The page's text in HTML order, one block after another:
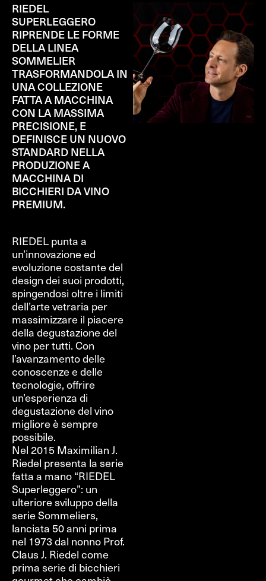
RIEDEL
SUPERLEGGERO
RIPRENDE LE FORME
DELLA LINEA
SOMMELIER
TRASFORMANDOLA IN
UNA COLLEZIONE
FATTA A MACCHINA
CON LA MASSIMA
PRECISIONE, E
DEFINISCE UN NUOVO
STANDARD NELLA
PRODUZIONE A
MACCHINA DI
BICCHIERI DA VINO
PREMIUM.
RIEDEL punta a
un’innovazione ed
evoluzione costante del
design dei suoi prodotti,
spingendosi oltre i limiti
dell’arte vetraria per
massimizzare il piacere
della degustazione del
vino per tutti. Con
l’avanzamento delle
conoscenze e delle
tecnologie, offrire
un’esperienza di
degustazione del vino
migliore è sempre
possibile.
Nel 2015 Maximilian J.
Riedel presenta la serie
fatta a mano “RIEDEL
Superleggero”: un
ulteriore sviluppo della
serie Sommeliers,
lanciata 50 anni prima
nel 1973 dal nonno Prof.
Claus J. Riedel come
prima serie di bicchieri